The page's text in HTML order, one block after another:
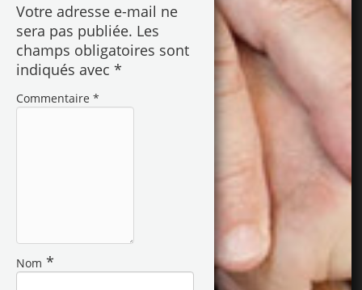
Votre adresse e-mail ne
sera pas publiée. Les
champs obligatoires sont
indiqués avec *
Commentaire *
Nom *